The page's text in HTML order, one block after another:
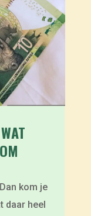
kom je
daar heel